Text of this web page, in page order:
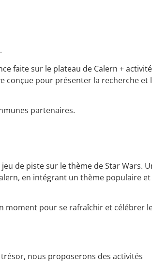
faite sur le plateau de Calern + activité
conçue pour présenter la recherche et
partenaires.
de piste sur le thème de Star Wars.
en intégrant un thème populaire et
moment pour se rafraîchir et célébrer
trésor, nous proposerons des activités